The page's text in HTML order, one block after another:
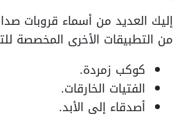
إليك العديد من أسماء قروبات
من التطبيقات الأخرى المخصصة
كوكب زمردة.
الفتيات الخارقات.
أصدقاء إلى الأبد.